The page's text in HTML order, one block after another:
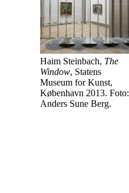
Haim Steinbach, The
Window, Statens
Museum for Kunst,
København 2013. Foto:
Anders Sune Berg.